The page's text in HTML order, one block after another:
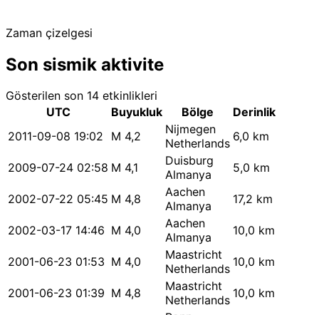
Zaman çizelgesi
Son sismik aktivite
Gösterilen son 14 etkinlikleri
UTC
Buyukluk Bölge
Derinlik
2011-09-08 19:02
M 4,2
Nijmegen
Netherlands 6,0 km
2009-07-24 02:58 M 4,1
Duisburg
Almanya
5,0 km
2002-07-22 05:45 M 4,8
Aachen
Almanya
17,2 km
2002-03-17 14:46 M 4,0
Aachen
Almanya
10,0 km
2001-06-23 01:53 M 4,0
Maastricht
Netherlands 10,0 km
2001-06-23 01:39 M 4,8
Maastricht
Netherlands 10,0 km